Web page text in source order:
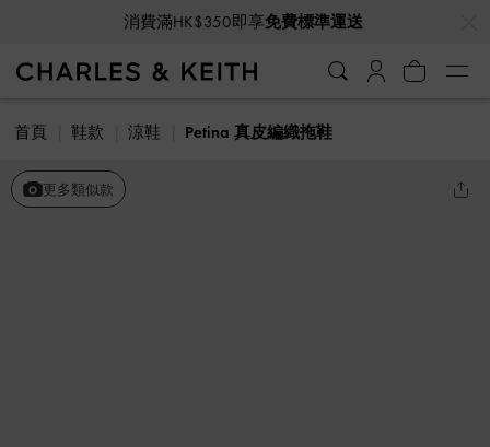
消費滿HK$350即享免費標準運送
首頁 鞋款 涼鞋 Petina 真皮編織拖鞋
更多類似款